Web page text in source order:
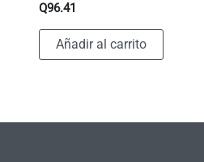
Q96.41
Añadir al carrito